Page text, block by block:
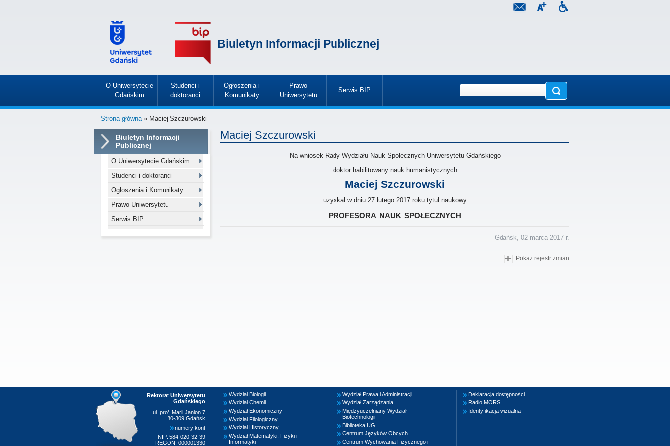
Biuletyn Informacji Publicznej
O Uniwersytecie
Gdańskim
»
Studenci i
doktoranci
»
Ogłoszenia i
Komunikaty
»
Prawo
Uniwersytetu
»
Serwis BIP
»
Strona główna» Maciej Szczurowski
Biuletyn Informacji
Publicznej
O Uniwersytecie Gdańskim
Studenci i doktoranci
Ogłoszenia i Komunikaty
Prawo Uniwersytetu
Serwis BIP
Maciej Szczurowski
Na wniosek Rady Wydziału Nauk Społecznych Uniwersytetu Gdańskiego
doktor habilitowany nauk humanistycznych
Maciej Szczurowski
uzyskał w dniu 27 lutego 2017 roku tytuł naukowy
profesora nauk społecznych
Gdańsk, 02 marca 2017 r.
Pokaż rejestr zmian
Rektorat Uniwersytetu
Gdańskiego
ul. prof. Marii Janion 7
80-309 Gdańsk
numery kont
NIP: 584-020-32-39
REGON: 000001330
Wydział Biologii
Wydział Chemii
Wydział Ekonomiczny
Wydział Filologiczny
Wydział Historyczny
Wydział Matematyki, Fizyki i
Informatyki
Wydział Prawa i Administracji
Wydział Zarządzania
Międzyuczelniany Wydział
Biotechnologii
Biblioteka UG
Centrum Języków Obcych
Centrum Wychowania Fizycznego i
Deklaracja dostępności
Radio MORS
Identyfikacja wizualna